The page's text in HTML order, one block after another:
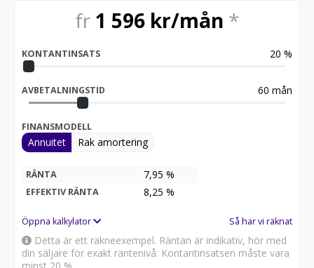
fr 1 596 kr/mån *
KONTANTINSATS 20 %
AVBETALNINGSTID 60 mån
FINANSMODELL
Annuitet Rak amortering
RÄNTA 7,95 %
EFFEKTIV RÄNTA 8,25 %
Öppna kalkylator Så har vi räknat
Detta är ett räkneexempel. Räntan är indikativ, hör med
din säljare för exakt räntenivå. Kontantinsatsen måste vara
minst 20 %.